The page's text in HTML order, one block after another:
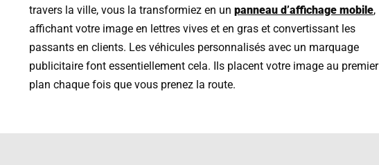
travers la ville, vous la transformiez en un panneau d’affichage mobile,
affichant votre image en lettres vives et en gras et convertissant les
passants en clients. Les véhicules personnalisés avec un marquage
publicitaire font essentiellement cela. Ils placent votre image au premier
plan chaque fois que vous prenez la route.